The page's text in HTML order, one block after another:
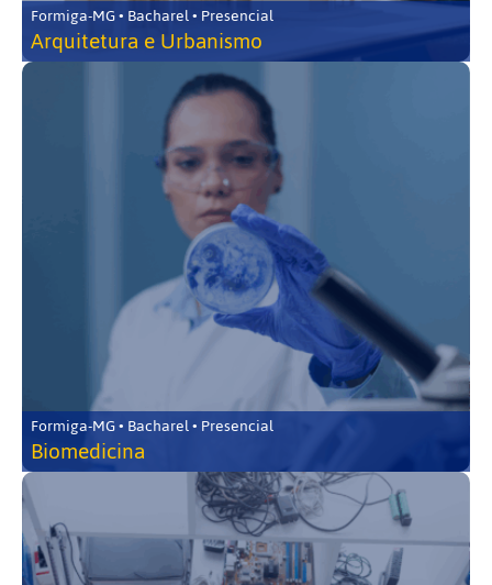
Formiga-MG • Bacharel • Presencial
Arquitetura e Urbanismo
Formiga-MG • Bacharel • Presencial
Biomedicina